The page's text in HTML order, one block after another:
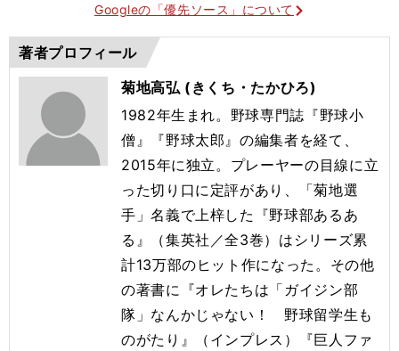
Googleの「優先ソース」について
著者プロフィール
菊地高弘 (きくち・たかひろ)
1982年生まれ。野球専門誌『野球小
僧』『野球太郎』の編集者を経て、
2015年に独立。プレーヤーの目線に立
った切り口に定評があり、「菊地選
手」名義で上梓した『野球部あるあ
る』（集英社／全3巻）はシリーズ累
計13万部のヒット作になった。その他
の著書に『オレたちは「ガイジン部
隊」なんかじゃない！ 野球留学生も
のがたり』（インプレス）『巨人ファ